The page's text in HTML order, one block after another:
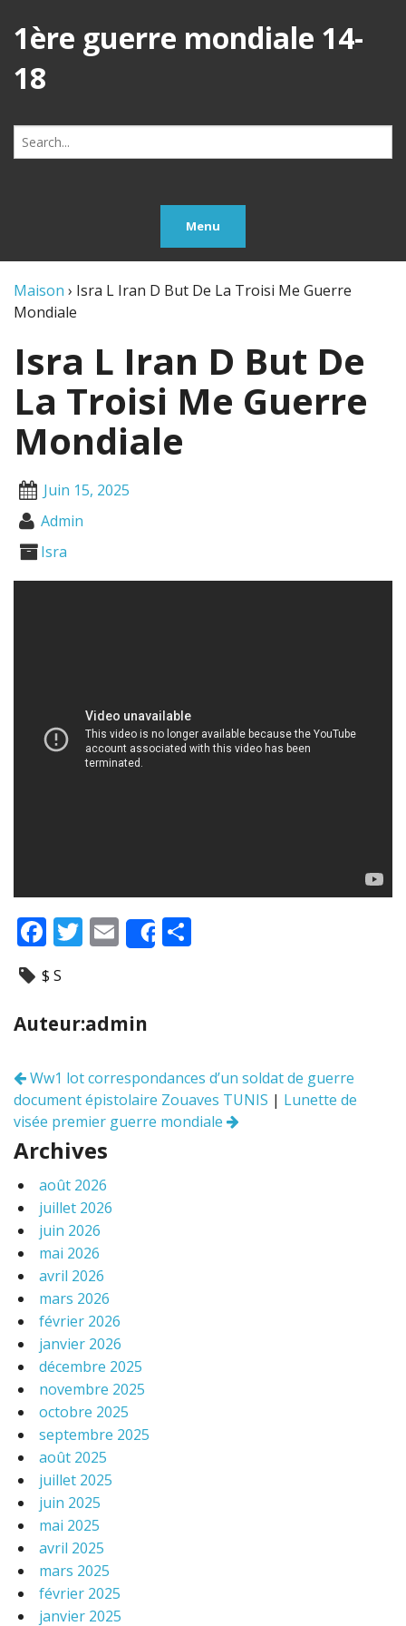
1ère guerre mondiale 14-
18
Search
for:
Menu
Maison › Isra L Iran D But De La Troisi Me Guerre
Mondiale
Isra L Iran D But De
La Troisi Me Guerre
Mondiale
Juin 15, 2025
Admin
Isra
F
ac
e
b
o
k
T
er
E
m
l
Share
$ S
Auteur:admin
Navigation
des
articles
Ww1 lot correspondances d’un soldat de guerre
document épistolaire Zouaves TUNIS | Lunette de
visée premier guerre mondiale
Archives
août 2026
juillet 2026
juin 2026
mai 2026
avril 2026
mars 2026
février 2026
janvier 2026
décembre 2025
novembre 2025
octobre 2025
septembre 2025
août 2025
juillet 2025
juin 2025
mai 2025
avril 2025
mars 2025
février 2025
janvier 2025